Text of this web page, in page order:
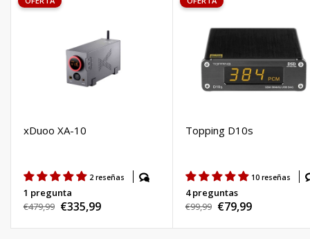
xDuoo XA-10
2 reseñas
1 pregunta
Precio
€479,99 Precio
de
€335,99
Topping D10s
10 reseñas
4 preguntas
Precio
€99,99 Precio
de
€79,99